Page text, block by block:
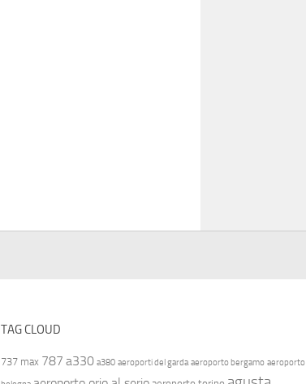
TAG CLOUD
737 max 787 a330 a380 aeroporti del garda aeroporto bergamo aeroporto